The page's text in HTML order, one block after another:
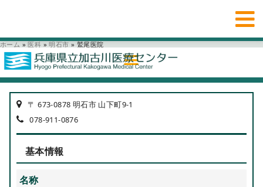
ホーム » 医科 » 明石市 » 鷲尾医院
〒 673-0878 明石市 山下町9-1
078-911-0876
基本情報
名称